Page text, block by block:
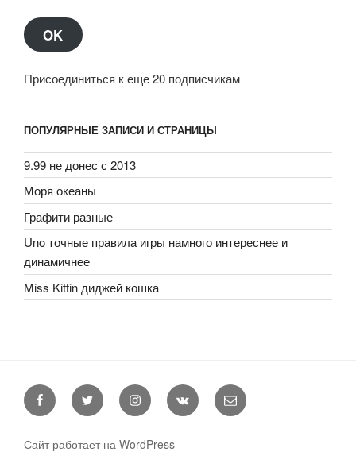
OK
Присоединиться к еще 20 подписчикам
ПОПУЛЯРНЫЕ ЗАПИСИ И СТРАНИЦЫ
9.99 не донес с 2013
Моря океаны
Графити разные
Uno точные правила игры намного интереснее и
динамичнее
Miss Kittin диджей кошка
FacebookTwitter InstagramVK
E-
mail
Сайт работает на WordPress